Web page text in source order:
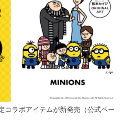
コラボアイテムが新発売（公式ペー